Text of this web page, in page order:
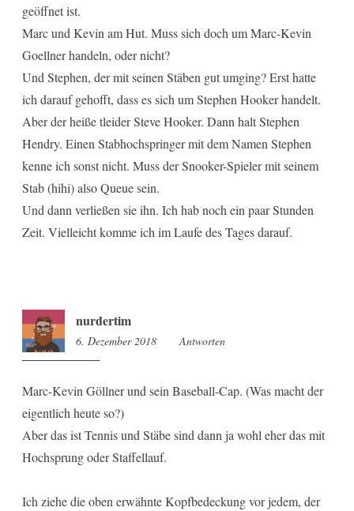
geöffnet ist.
Marc und Kevin am Hut. Muss sich doch um Marc-Kevin
Goellner handeln, oder nicht?
Und Stephen, der mit seinen Stäben gut umging? Erst hatte
ich darauf gehofft, dass es sich um Stephen Hooker handelt.
Aber der heiße tleider Steve Hooker. Dann halt Stephen
Hendry. Einen Stabhochspringer mit dem Namen Stephen
kenne ich sonst nicht. Muss der Snooker-Spieler mit seinem
Stab (hihi) also Queue sein.
Und dann verließen sie ihn. Ich hab noch ein paar Stunden
Zeit. Vielleicht komme ich im Laufe des Tages darauf.
nurdertim
6. Dezember 2018 10:33
Antworten
Marc-Kevin Göllner und sein Baseball-Cap. (Was macht der
eigentlich heute so?)
Aber das ist Tennis und Stäbe sind dann ja wohl eher das mit
Hochsprung oder Staffellauf.
Ich ziehe die oben erwähnte Kopfbedeckung vor jedem, der